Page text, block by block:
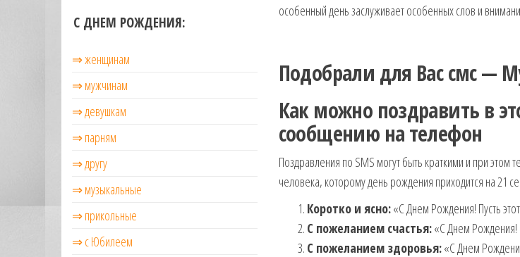
особенный день заслуживает особенных слов и
Подобрали для Вас смс —
Как можно поздравить в
сообщению на телефон
Поздравления по SMS могут быть краткими и при
человека, которому день рождения приходится на 21
Коротко и ясно:«С Днем Рождения! Пусть
С пожеланием счастья:«С Днем Рождения!
С пожеланием здоровья:«С Днем
С ДНЕМ РОЖДЕНИЯ:
⇒ женщинам
⇒ мужчинам
⇒ девушкам
⇒ парням
⇒ другу
⇒ музыкальные
⇒ прикольные
⇒ с Юбилеем